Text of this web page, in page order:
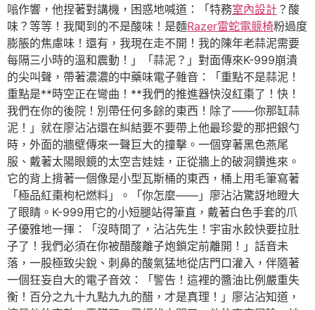
嗡作響，他捏著對講機，困惑地喊道：「特務室內設計 ？酸
味？等等！我聞到的不是酸味！是麵Razer雷蛇電競椅粉過度
膨脹的焦慮味！還有，我現在走不開！我的陳年老蒜泥需要
每隔三小時的溫和震動！」「蒜泥？」對面傳來K-999崩潰
的尖叫聲，帶著濃濃的中藥味電子雜音：「重點不是蒜泥！
重點是**時空正在彎曲！**我們的推進器快沒紅棗了！快！
我們在你的後院！別帶任何多餘的東西！除了——你那缸蒜
泥！」就在廖沾沾還在糾結要不要帶上他最珍愛的那把銀勺
時，外面的牆壁傳來一聲巨大的撞擊。一個穿著黑色燕尾
服、戴著太陽眼鏡的太空吉娃娃，正從牆上的破洞鑽進來。
它的背上揹著一個像是小型瓦斯桶的東西，桶上用毛筆寫著
「極品紅棗枸杞燃料」。「你怎麼——」廖沾沾驚訝地瞪大
了眼睛。K-999用它的小短腿站得筆直，戴著白色手套的爪
子優雅地一揮：「沒時間了，沾沾先生！宇宙水餃快要拉肚
子了！我們必須在你被醋酸離子炮鎖定前離開！」話音未
落，一股極致尖銳、刺鼻的酸氣猛地從店門口灌入，伴隨著
一個狂妄自大的電子音效：「警告！這裡的醬油比例嚴重失
衡！百分之九十九點九九的醋，才是真理！」廖沾沾知道，